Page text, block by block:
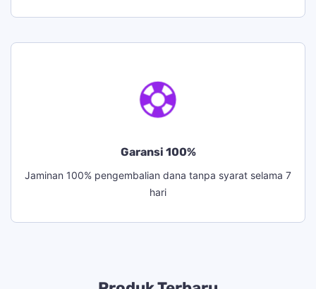
Garansi 100%
Jaminan 100% pengembalian dana tanpa syarat selama 7
hari